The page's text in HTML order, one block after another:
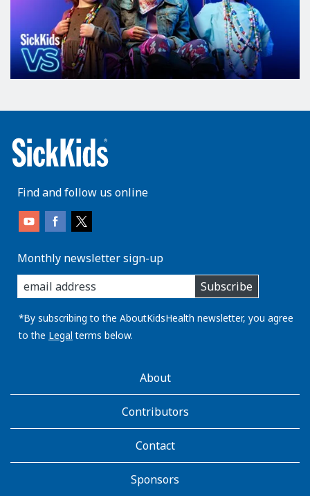
Find and follow us online
Monthly newsletter sign-up
enter
you
email
address:
Subscribe
*By subscribing to the AboutKidsHealth newsletter, you agree
to the Legal terms below.
AboutKidsHealthAbout
Contributors
Contact
Sponsors